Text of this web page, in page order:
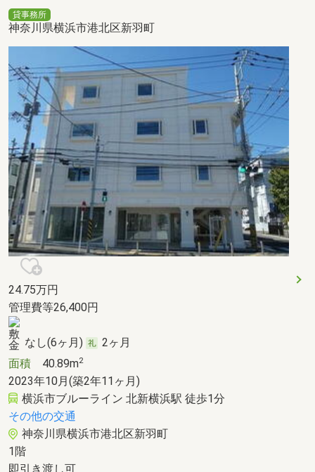
貸事務所
神奈川県横浜市港北区新羽町
24.75万円
管理費等26,400円
なし(6ヶ月)
2ヶ月
面積 40.89m2
2023年10月(築2年11ヶ月)
横浜市ブルーライン 北新横浜駅 徒歩1分
その他の交通
神奈川県横浜市港北区新羽町
1階
即引き渡し可